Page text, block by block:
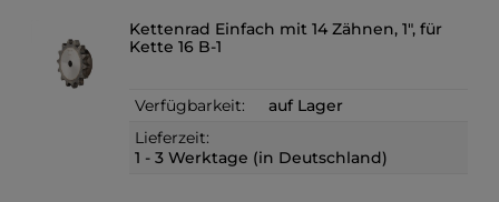
Kettenrad Einfach mit 14 Zähnen, 1", für
Kette 16 B-1
Verfügbarkeit:
auf Lager
Lieferzeit:
1 - 3 Werktage (in Deutschland)